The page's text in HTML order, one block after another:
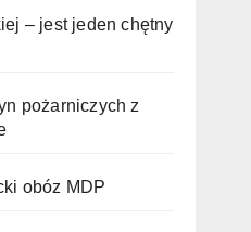
– jest jeden chętny
pożarniczych z
obóz MDP